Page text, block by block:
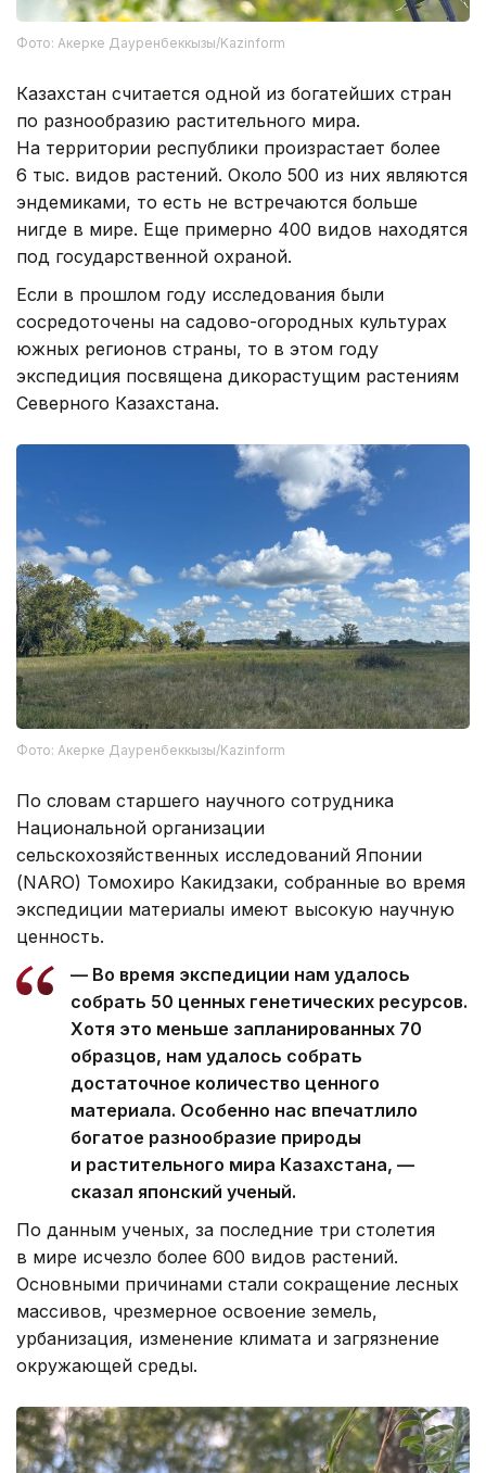
Фото: Акерке Дауренбеккызы/Kazinform
Казахстан считается одной из богатейших стран
по разнообразию растительного мира.
На территории республики произрастает более
6 тыс. видов растений. Около 500 из них являются
эндемиками, то есть не встречаются больше
нигде в мире. Еще примерно 400 видов находятся
под государственной охраной.
Если в прошлом году исследования были
сосредоточены на садово-огородных культурах
южных регионов страны, то в этом году
экспедиция посвящена дикорастущим растениям
Северного Казахстана.
Фото: Акерке Дауренбеккызы/Kazinform
По словам старшего научного сотрудника
Национальной организации
сельскохозяйственных исследований Японии
(NARO) Томохиро Какидзаки, собранные во время
экспедиции материалы имеют высокую научную
ценность.
— Во время экспедиции нам удалось
собрать 50 ценных генетических ресурсов.
Хотя это меньше запланированных 70
образцов, нам удалось собрать
достаточное количество ценного
материала. Особенно нас впечатлило
богатое разнообразие природы
и растительного мира Казахстана, —
сказал японский ученый.
По данным ученых, за последние три столетия
в мире исчезло более 600 видов растений.
Основными причинами стали сокращение лесных
массивов, чрезмерное освоение земель,
урбанизация, изменение климата и загрязнение
окружающей среды.